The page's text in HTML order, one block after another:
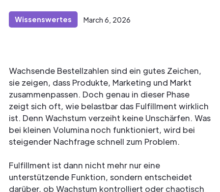
Wissenswertes March 6, 2026
Wachsende Bestellzahlen sind ein gutes Zeichen,
sie zeigen, dass Produkte, Marketing und Markt
zusammenpassen. Doch genau in dieser Phase
zeigt sich oft, wie belastbar das Fulfillment wirklich
ist. Denn Wachstum verzeiht keine Unschärfen. Was
bei kleinen Volumina noch funktioniert, wird bei
steigender Nachfrage schnell zum Problem.
Fulfillment ist dann nicht mehr nur eine
unterstützende Funktion, sondern entscheidet
darüber, ob Wachstum kontrolliert oder chaotisch